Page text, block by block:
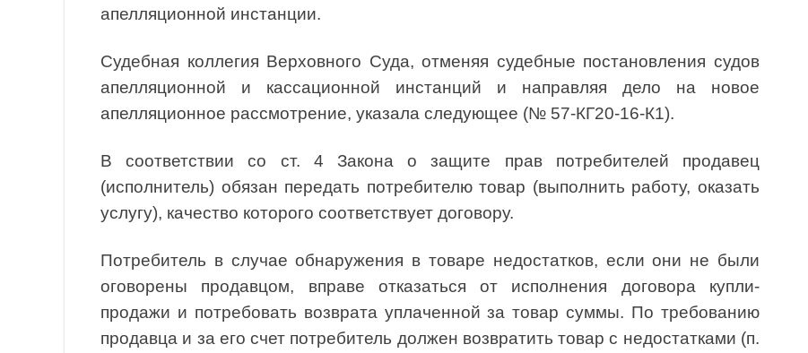
апелляционной инстанции.
Судебная коллегия Верховного Суда, отменяя судебные постановления судов
апелляционной и кассационной инстанций и направляя дело на новое
апелляционное рассмотрение, указала следующее (№ 57-КГ20-16-К1).
В соответствии со ст. 4 Закона о защите прав потребителей продавец
(исполнитель) обязан передать потребителю товар (выполнить работу, оказать
услугу), качество которого соответствует договору.
Потребитель в случае обнаружения в товаре недостатков, если они не были
оговорены продавцом, вправе отказаться от исполнения договора купли-
продажи и потребовать возврата уплаченной за товар суммы. По требованию
продавца и за его счет потребитель должен возвратить товар с недостатками (п.